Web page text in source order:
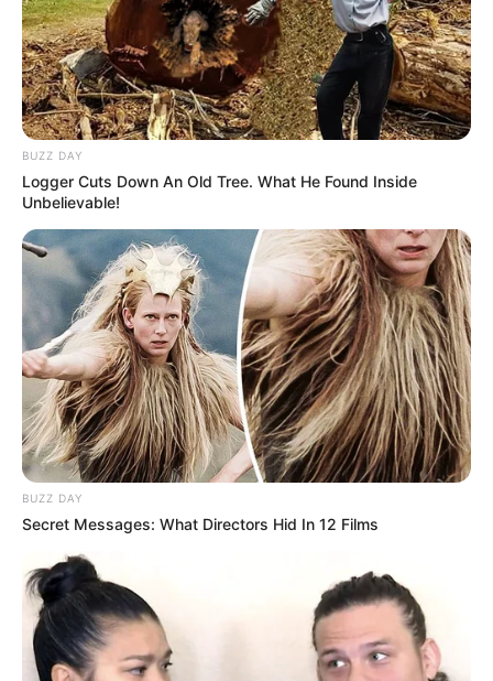
BUZZ DAY
Logger Cuts Down An Old Tree. What He Found Inside
Unbelievable!
BUZZ DAY
Secret Messages: What Directors Hid In 12 Films